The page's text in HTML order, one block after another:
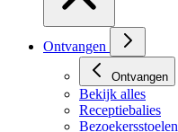
Ontvangen
Ontvangen
Bekijk alles
Receptiebalies
Bezoekersstoelen